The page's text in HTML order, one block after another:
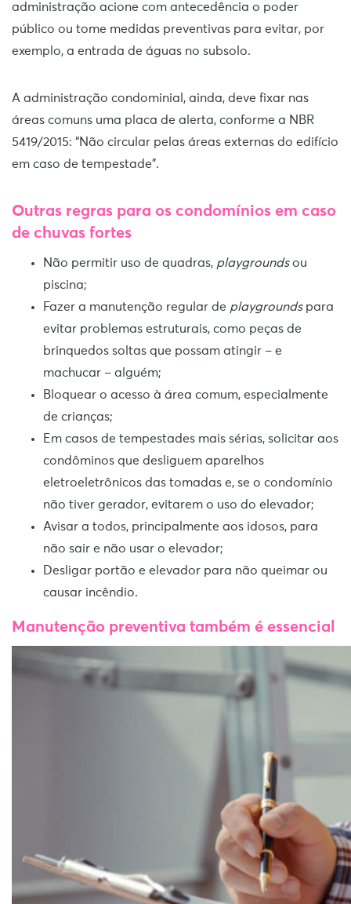
administração acione com antecedência o poder
público ou tome medidas preventivas para evitar, por
exemplo, a entrada de águas no subsolo.
A administração condominial, ainda, deve fixar nas
áreas comuns uma placa de alerta, conforme a NBR
5419/2015: “Não circular pelas áreas externas do edifício
em caso de tempestade”.
Outras regras para os condomínios em caso
de chuvas fortes
Não permitir uso de quadras, playgroundsou
piscina;
Fazer a manutenção regular de playgroundspara
evitar problemas estruturais, como peças de
brinquedos soltas que possam atingir – e
machucar – alguém;
Bloquear o acesso à área comum, especialmente
de crianças;
Em casos de tempestades mais sérias, solicitar aos
condôminos que desliguem aparelhos
eletroeletrônicos das tomadas e, se o condomínio
não tiver gerador, evitarem o uso do elevador;
Avisar a todos, principalmente aos idosos, para
não sair e não usar o elevador;
Desligar portão e elevador para não queimar ou
causar incêndio.
Manutenção preventiva também é essencial